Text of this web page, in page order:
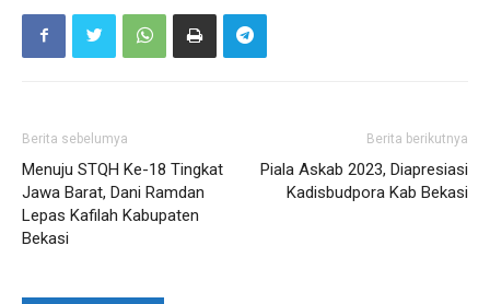
Berita sebelumya
Menuju STQH Ke-18 Tingkat
Jawa Barat, Dani Ramdan
Lepas Kafilah Kabupaten
Bekasi
Berita berikutnya
Piala Askab 2023, Diapresiasi
Kadisbudpora Kab Bekasi